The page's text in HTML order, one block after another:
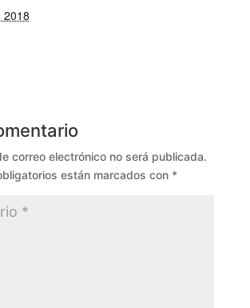
2018
correo electrónico no será publicada.
están marcados con *